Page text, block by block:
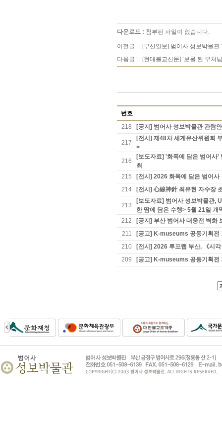
다운로드 : 첨부된 파일이 없습니다.
이전글 :
[부산일보] 범어사 성보박물관
다음글 :
[현대불교신문] ‘보물 된 부처
번호
218
[공지] 범어사 성보박물관 관람
217
[전시] 제48차 세계유산위원회
>
216
[보도자료] '화폭에 담은 범어사'
최
215
[전시] 2026 화폭에 담은 범어사
214
[전시] 心線神針 최유현 자수장
213
[보도자료] 범어사 성보박물관,
한 땀에 담은 수행> 5월 21일 개
212
[공지] 부산 범어사 대웅전 벽화
211
[공고] K-museums 공동기획전
210
[전시] 2026 루프랩 부산, 《시
209
[공고] K-museums 공동기획전